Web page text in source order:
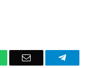
Email Telegram